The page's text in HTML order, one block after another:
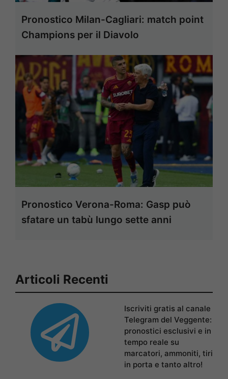
Pronostico Milan-Cagliari: match point
Champions per il Diavolo
Pronostico Verona-Roma: Gasp può
sfatare un tabù lungo sette anni
Articoli Recenti
Iscriviti gratis al canale
Telegram del Veggente:
pronostici esclusivi e in
tempo reale su
marcatori, ammoniti, tiri
in porta e tanto altro!